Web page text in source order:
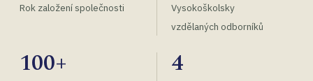
Rok založení společnosti
Vysokoškolsky
vzdělaných odborníků
100+ 4